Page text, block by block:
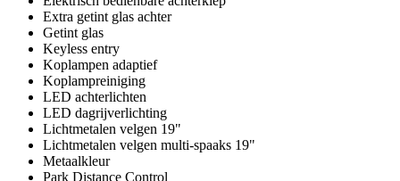
Extra getint glas achter
Getint glas
Keyless entry
Koplampen adaptief
Koplampreiniging
LED achterlichten
LED dagrijverlichting
Lichtmetalen velgen 19"
Lichtmetalen velgen multi-spaaks 19"
Metaalkleur
Park Distance Control